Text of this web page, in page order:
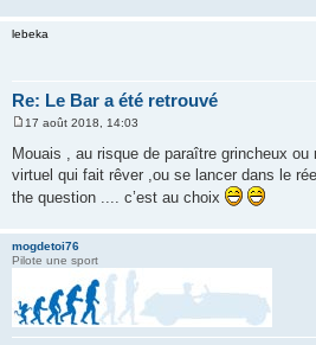
lebeka
Re: Le Bar a été retrouvé
e
s
s
g
17 août 2018, 14:03
Mouais , au risque de paraître grincheux
virtuel qui fait rêver ,ou se lancer dans le
the question .... c’est au choix
mogdetoi76
Pilote une sport